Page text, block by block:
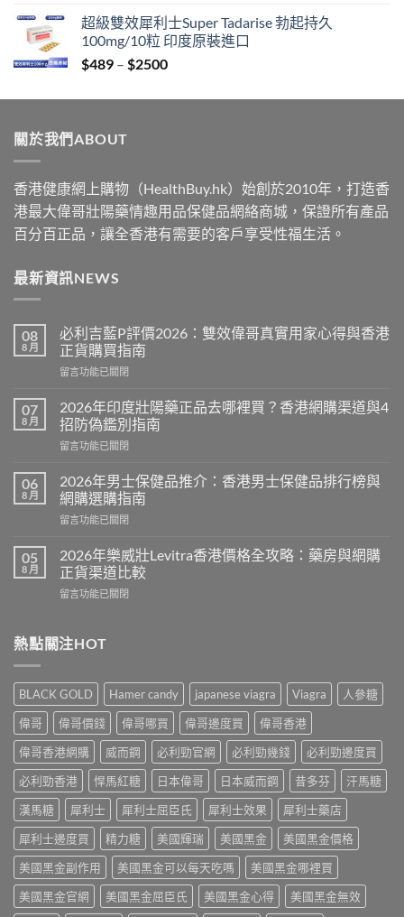
$329
through
$2199
超級雙效犀利士Super Tadarise 勃起持久
100mg/10粒 印度原裝進口
$489 – $2500Price
$489
關於我們ABOUT
香港健康網上購物（HealthBuy.hk）始創於2010年，打造香
港最大偉哥壯陽藥情趣用品保健品網絡商城，保證所有產品
百分百正品，讓全香港有需要的客戶享受性福生活。
最新資訊NEWS
08
8 月
必利吉藍P評價2026：雙效偉哥真實用家心得與香港
正貨購買指南
在
利
吉
藍
P
價
2026：
雙
效
哥
真
用
得
港
正
貨
購
買
指
南〉
中
留言功能已關閉
07
8 月
2026年印度壯陽藥正品去哪裡買？香港網購渠道與4
招防偽鑑別指南
在
年
印
度
壯
藥
正
去
買？
網
購
渠
道
與
4
招
防
鑑
別
指
南〉
中
留言功能已關閉
06
8 月
2026年男士保健品推介：香港男士保健品排行榜與
網購選購指南
在
年
男
士
保
推
港
男
士
保
健
品
排
行
與
網
購
選
購
指
留言功能已關閉
05
8 月
2026年樂威壯Levitra香港價格全攻略：藥房與網購
正貨渠道比較
在
樂
威
Levitra
香
港
價
格
全
攻
略：
房
與
網
購
正
貨
留言功能已關閉
熱點關注HOT
BLACK GOLD Hamer candy japanese viagra Viagra
人參糖
偉哥
偉哥價錢 偉哥哪買 偉哥邊度買
偉哥香港
偉哥香港網購
威而鋼 必利勁官網 必利勁幾錢
必利勁邊度買
必利勁香港
悍馬紅糖 日本偉哥 日本威而鋼 昔多芬
汗馬糖
漢馬糖
犀利士 犀利士屈臣氏 犀利士效果
犀利士藥店
犀利士邊度買
精力糖 美國輝瑞 美國黑金
美國黑金價格
美國黑金副作用
美國黑金可以每天吃嗎
美國黑金哪裡買
美國黑金官網
美國黑金屈臣氏 美國黑金心得 美國黑金無效